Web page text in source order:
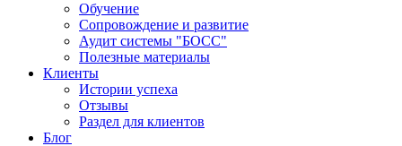
Обучение
Сопровождение и развитие
Аудит системы "БОСС"
Полезные материалы
Клиенты
Истории успеха
Отзывы
Раздел для клиентов
Блог